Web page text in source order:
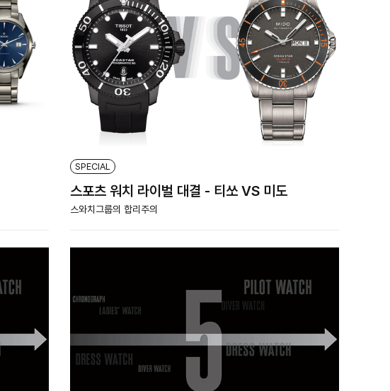
SPECIAL
스포츠 워치 라이벌 대결 - 티쏘 VS 미도
스와치그룹의 합리주의